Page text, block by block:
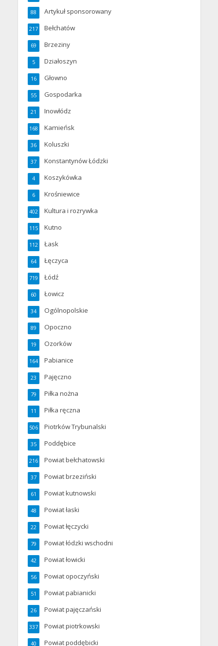
Artykuł sponsorowany
88
Bełchatów
217
Brzeziny
69
Działoszyn
5
Głowno
16
Gospodarka
55
Inowłódz
21
Kamieńsk
168
Koluszki
36
Konstantynów Łódzki
37
Koszykówka
4
Krośniewice
6
Kultura i rozrywka
402
Kutno
115
Łask
112
Łęczyca
64
Łódź
719
Łowicz
60
Ogólnopolskie
34
Opoczno
89
Ozorków
19
Pabianice
164
Pajęczno
23
Piłka nożna
79
Piłka ręczna
11
Piotrków Trybunalski
506
Poddębice
35
Powiat bełchatowski
216
Powiat brzeziński
37
Powiat kutnowski
61
Powiat łaski
48
Powiat łęczycki
22
Powiat łódzki wschodni
79
Powiat łowicki
42
Powiat opoczyński
56
Powiat pabianicki
51
Powiat pajęczański
26
Powiat piotrkowski
337
Powiat poddębicki
40